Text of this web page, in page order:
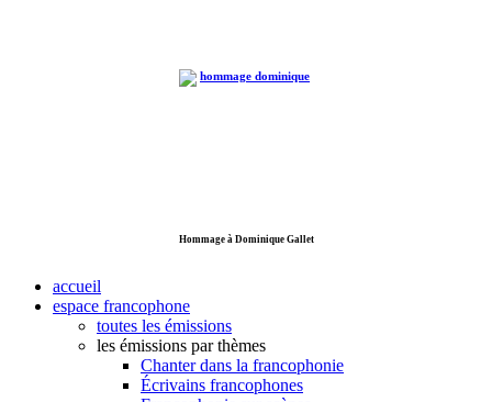
Hommage à Dominique Gallet
accueil
espace francophone
toutes les émissions
les émissions par thèmes
Chanter dans la francophonie
Écrivains francophones